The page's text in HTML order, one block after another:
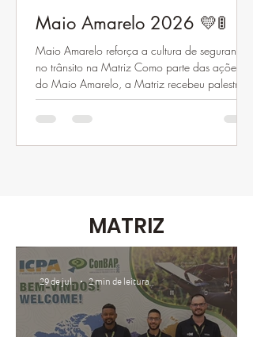
Maio Amarelo 2026 💛🚦
Maio Amarelo reforça a cultura de segurança
no trânsito na Matriz Como parte das ações
do Maio Amarelo, a Matriz recebeu palestras
voltadas à conscientização e à segurança no
trânsito. A iniciativa foi realizada em parceria
SEMOB, reforçando o compromisso com o
direção defensiva, prevenção de acidentes e
MATRIZ
29 de jul. 2 min de leitura